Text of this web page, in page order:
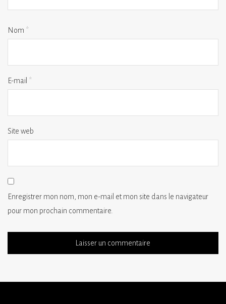
Nom *
E-mail *
Site web
Enregistrer mon nom, mon e-mail et mon site dans le navigateur
pour mon prochain commentaire.